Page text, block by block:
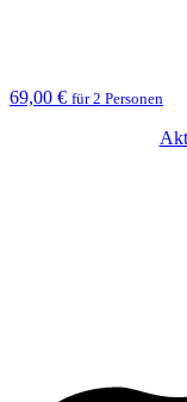
69,00 € für 2 Personen